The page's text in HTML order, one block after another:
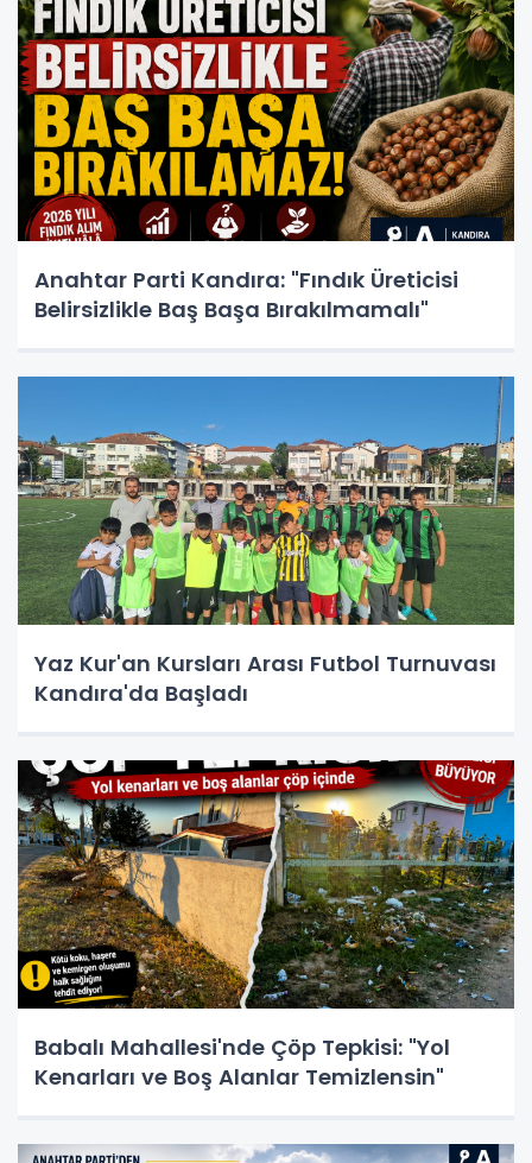
Anahtar Parti Kandıra: "Fındık Üreticisi
Belirsizlikle Baş Başa Bırakılmamalı"
Yaz Kur'an Kursları Arası Futbol Turnuvası
Kandıra'da Başladı
Babalı Mahallesi'nde Çöp Tepkisi: "Yol
Kenarları ve Boş Alanlar Temizlensin"